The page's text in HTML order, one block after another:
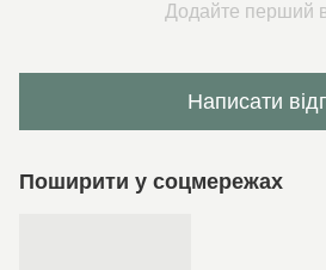
Додайте перший
Написати
Поширити у соцмережах